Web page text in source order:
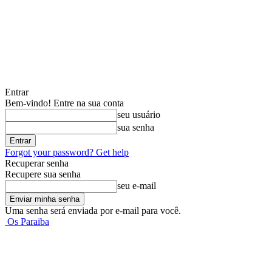
Entrar
Bem-vindo! Entre na sua conta
seu usuário
sua senha
Forgot your password? Get help
Recuperar senha
Recupere sua senha
seu e-mail
Uma senha será enviada por e-mail para você.
Os Paraiba